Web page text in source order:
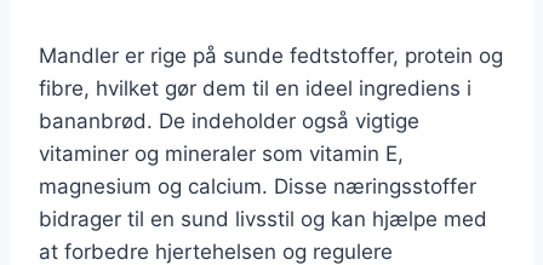
Mandler er rige på sunde fedtstoffer, protein og
fibre, hvilket gør dem til en ideel ingrediens i
bananbrød. De indeholder også vigtige
vitaminer og mineraler som vitamin E,
magnesium og calcium. Disse næringsstoffer
bidrager til en sund livsstil og kan hjælpe med
at forbedre hjertehelsen og regulere